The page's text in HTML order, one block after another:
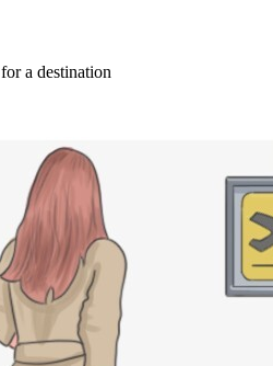
for a destination